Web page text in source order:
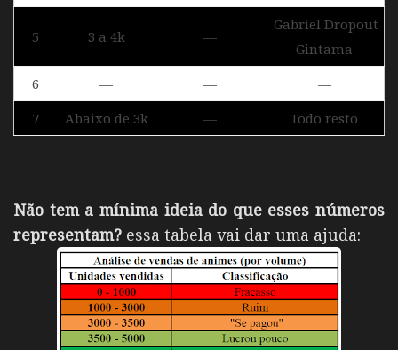
5 3 a 4k —
Gabriel Dropout
Gintama
6
— —
—
7
Abaixo de 3k — Todo resto
Não tem a mínima ideia do que esses números
representam? essa tabela vai dar uma ajuda: